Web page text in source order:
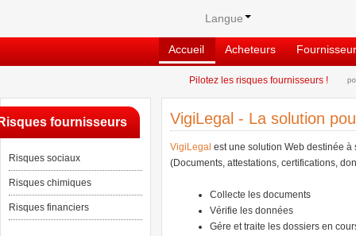
Pilotez les risques fournisseurs !
Langue
Accueil Acheteurs
fournisseurs
Risques sociaux
Risques chimiques
Risques financiers
VigiLegal - La solution
VigiLegal est une solution Web destinée
(Documents, attestations, certifications,
Collecte les documents
Vérifie les données
Gére et traite les dossiers en